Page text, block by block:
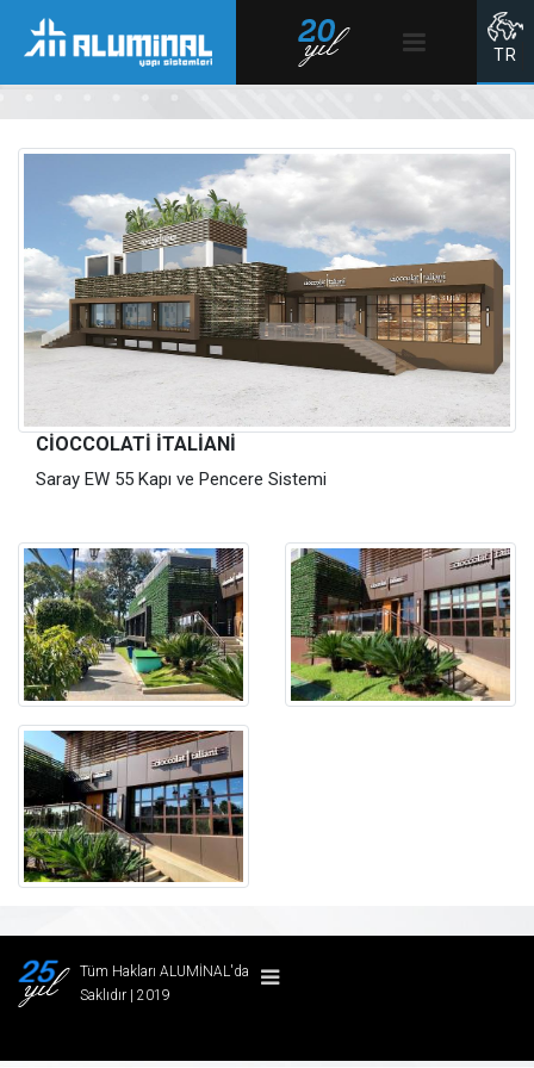
TR
Anasayfa
CIOCCOLATI İTALIANI
Saray EW 55 Kapı ve Pencere Sistemi
Tüm Hakları ALUMİNAL'da
Saklıdır | 2019